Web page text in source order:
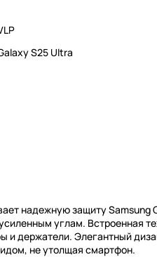
S25 Ultra
надежную защиту Samsung
углам. Встроенная
и держатели. Элегантный
не утолщая смартфон.